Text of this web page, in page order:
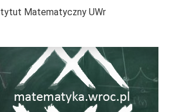
Matematyczny UWr